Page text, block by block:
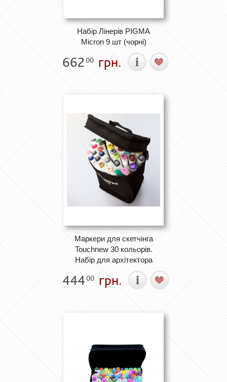
Набір Лінерів PIGMA
Micron 9 шт (чорні)
66200 грн.
Маркери для скетчінга
Touchnew 30 кольорів.
Набір для архітектора
44400 грн.